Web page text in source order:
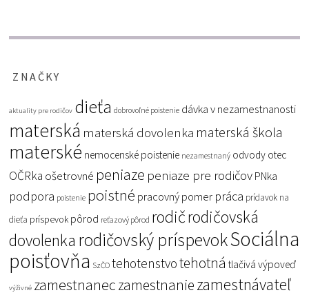
ZNAČKY
aktuality pre rodičov dieťa dobrovoľné poistenie dávka v nezamestnanosti
materská materská dovolenka materská škola
materské nemocenské poistenie nezamestnaný odvody otec
OČRka ošetrovné peniaze peniaze pre rodičov PNka
podpora poistenie poistné pracovný pomer práca prídavok na
dieťa príspevok pôrod reťazový pôrod rodičrodičovská
dovolenka rodičovský príspevokSociálna
poisťovňa SzČO tehotenstvotehotná tlačivá výpoveď
výživné zamestnaneczamestnaniezamestnávateľ